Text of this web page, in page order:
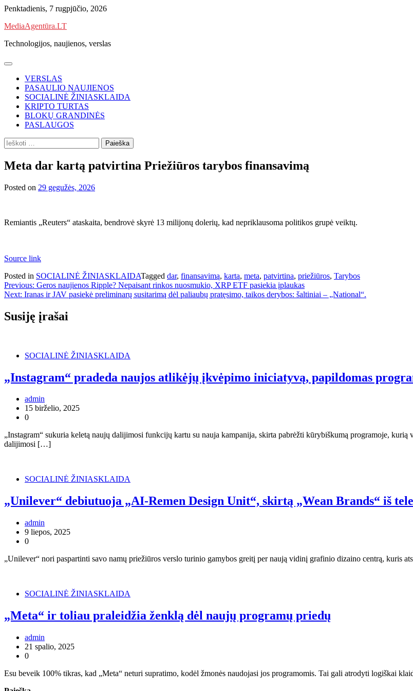
Skip
content
Penktadienis, 7 rugpjūčio, 2026
MediaAgentūra.LT
Technologijos, naujienos, verslas
VERSLAS
PASAULIO NAUJIENOS
SOCIALINĖ ŽINIASKLAIDA
KRIPTO TURTAS
BLOKŲ GRANDINĖS
PASLAUGOS
Ieškoti:
Meta dar kartą patvirtina Priežiūros tarybos finansavimą
Posted on 29 gegužės, 2026
Remiantis „Reuters“ ataskaita, bendrovė skyrė 13 milijonų dolerių, kad nepriklausoma politikos grupė veiktų.
Source link
Posted in SOCIALINĖ ŽINIASKLAIDATagged dar, finansavimą, kartą, meta, patvirtina, priežiūros, Tarybos
Navigacija
tarp
įrašų
Previous: Geros naujienos Ripple? Nepaisant rinkos nuosmukio, XRP ETF pasiekia įplaukas
Next: Iranas ir JAV pasiekė preliminarų susitarimą dėl paliaubų pratęsimo, taikos derybos: šaltiniai – „National“.
Susiję įrašai
SOCIALINĖ ŽINIASKLAIDA
„Instagram“ pradeda naujos atlikėjų įkvėpimo iniciatyvą, papildomas
admin
15 birželio, 2025
0
„Instagram“ sukuria keletą naujų dalijimosi funkcijų kartu su nauja kampanija, skirta pabrėžti kūrybiškumą programoje,
dalijimosi […]
SOCIALINĖ ŽINIASKLAIDA
„Unilever“ debiutuoja „AI-Remen Design Unit“, skirtą „Wean Brands“ iš
admin
9 liepos, 2025
0
„Unilever“ nori paspartinti savo namų priežiūros verslo turinio gamybos greitį per naują vidinį grafinio dizaino centrą,
SOCIALINĖ ŽINIASKLAIDA
„Meta“ ir toliau praleidžia ženklą dėl naujų programų priedų
admin
21 spalio, 2025
0
Esu beveik 100% tikras, kad „Meta“ neturi supratimo, kodėl žmonės naudojasi jos programomis. Tai gali atrodyti logiškai